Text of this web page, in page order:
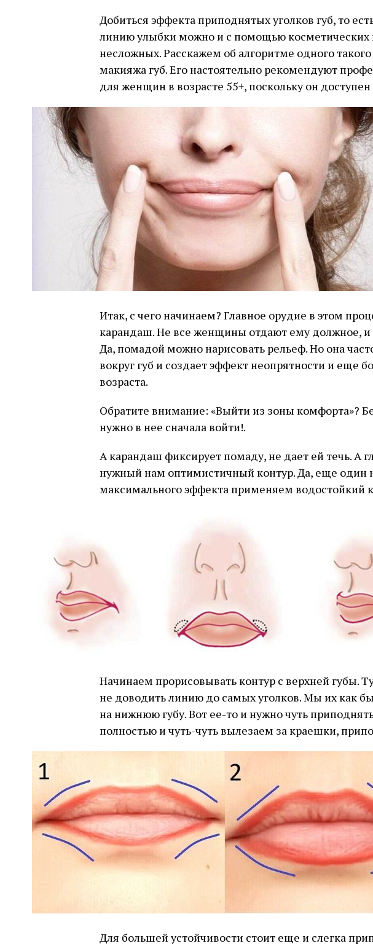
Добиться эффекта приподнятых уголков губ, то
линию улыбки можно и с помощью косметических
несложных. Расскажем об алгоритме одного
макияжа губ. Его настоятельно рекомендуют
для женщин в возрасте 55+, поскольку он
Итак, с чего начинаем? Главное орудие в этом
карандаш. Не все женщины отдают ему должное, и
Да, помадой можно нарисовать рельеф. Но она
вокруг губ и создает эффект неопрятности и еще
возраста.
Обратите внимание: «Выйти из зоны комфорта»?
нужно в нее сначала войти!.
А карандаш фиксирует помаду, не дает ей течь. А
нужный нам оптимистичный контур. Да, еще один
максимального эффекта применяем водостойкий
Начинаем прорисовывать контур с верхней губы.
не доводить линию до самых уголков. Мы их как
на нижнюю губу. Вот ее-то и нужно чуть
полностью и чуть-чуть вылезаем за краешки,
Для большей устойчивости стоит еще и слегка